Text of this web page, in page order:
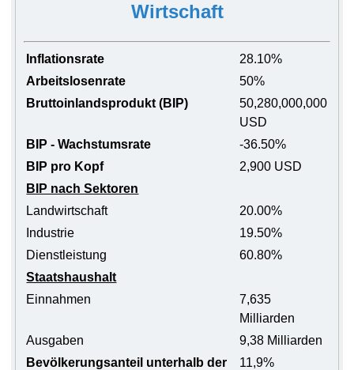
Wirtschaft
Inflationsrate
28.10%
Arbeitslosenrate
50%
Bruttoinlandsprodukt (BIP)
50,280,000,000
USD
BIP - Wachstumsrate
-36.50%
BIP pro Kopf
2,900 USD
BIP nach Sektoren
Landwirtschaft
20.00%
Industrie
19.50%
Dienstleistung
60.80%
Staatshaushalt
Einnahmen
7,635
Milliarden
Ausgaben
9,38 Milliarden
Bevölkerungsanteil unterhalb der
11,9%